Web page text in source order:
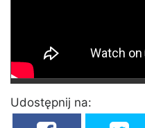
Udostępnij na: